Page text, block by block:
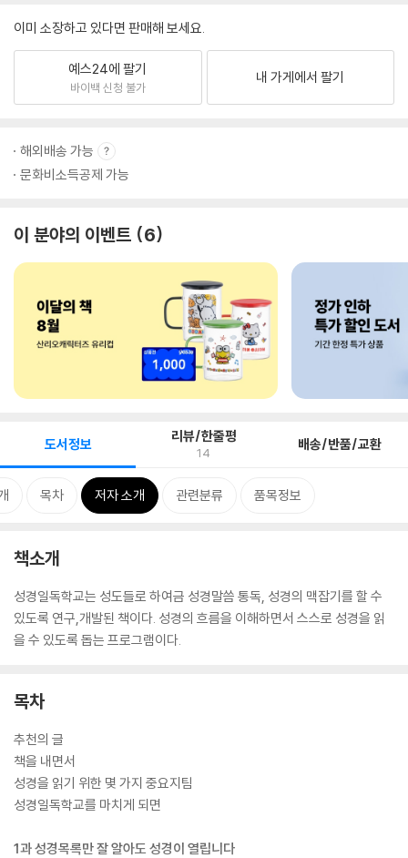
이미 소장하고 있다면 판매해 보세요.
예스24에 팔기
바이백 신청 불가
내 가게에서 팔기
해외배송 가능
문화비소득공제 가능
이 분야의 이벤트 6
도서정보 리뷰/한줄평
14 배송/반품/교환
목차 저자 소개 관련분류 품목정보
책소개
성경일독학교는 성도들로 하여금 성경말씀 통독, 성경의 맥잡기를 할 수
있도록 연구,개발된 책이다. 성경의 흐름을 이해하면서 스스로 성경을 읽
을 수 있도록 돕는 프로그램이다.
목차
추천의 글
책을 내면서
성경을 읽기 위한 몇 가지 중요지팀
성경일독학교를 마치게 되면
1과 성경목록만 잘 알아도 성경이 열립니다